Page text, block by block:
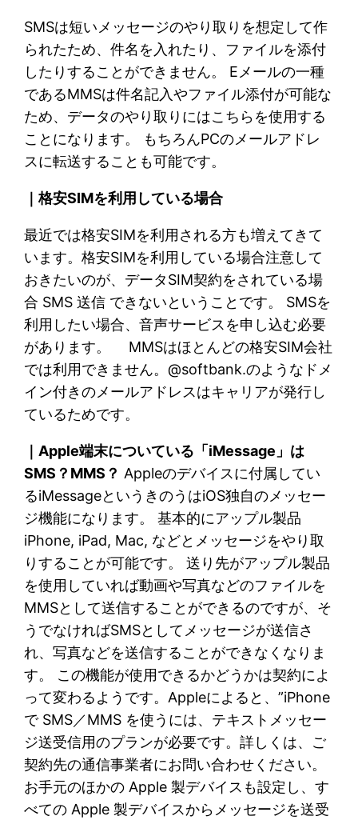
SMSは短いメッセージのやり取りを想定して作
られたため、件名を入れたり、ファイルを添付
したりすることができません。 Eメールの一種
であるMMSは件名記入やファイル添付が可能な
ため、データのやり取りにはこちらを使用する
ことになります。 もちろんPCのメールアドレ
スに転送することも可能です。
｜格安SIMを利用している場合
最近では格安SIMを利用される方も増えてきて
います。格安SIMを利用している場合注意して
おきたいのが、データSIM契約をされている場
合 SMS 送信 できないということです。 SMSを
利用したい場合、音声サービスを申し込む必要
があります。 MMSはほとんどの格安SIM会社
では利用できません。@softbank.のようなドメ
イン付きのメールアドレスはキャリアが発行し
ているためです。
｜Apple端末についている「iMessage」は
SMS？MMS？ Appleのデバイスに付属してい
るiMessageというきのうはiOS独自のメッセー
ジ機能になります。 基本的にアップル製品
iPhone, iPad, Mac, などとメッセージをやり取
りすることが可能です。 送り先がアップル製品
を使用していれば動画や写真などのファイルを
MMSとして送信することができるのですが、そ
うでなければSMSとしてメッセージが送信さ
れ、写真などを送信することができなくなりま
す。 この機能が使用できるかどうかは契約によ
って変わるようです。Appleによると、”iPhone
で SMS／MMS を使うには、テキストメッセー
ジ送受信用のプランが必要です。詳しくは、ご
契約先の通信事業者にお問い合わせください。
お手元のほかの Apple 製デバイスも設定し、す
べての Apple 製デバイスからメッセージを送受